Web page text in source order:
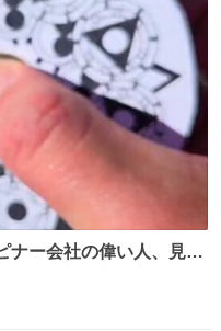
ナー会社の偉い人、見て